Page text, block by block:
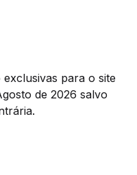
para o site
de 2026 salvo